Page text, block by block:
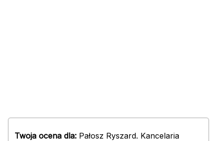
Twoja ocena dla: Pałosz Ryszard. Kancelaria